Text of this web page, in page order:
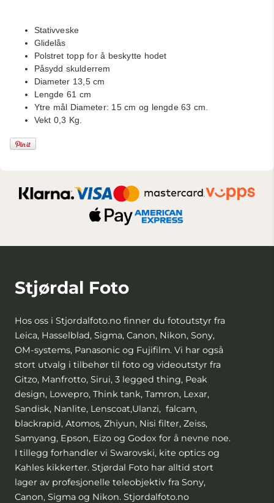
Stativveske
Glidelås
Polstret topp for å beskytte hodet
Påsydd skulderrem
Diameter 13,5 cm
Lengde 61 cm
Ytre mål Diameter: 15 cm og lengde 63 cm.
Vekt 0,3 Kg.
Stjørdal Foto
Hos oss i Stjordalfoto.no finner du fotoutstyr fra
Leica, Hasselblad, Sigma, Canon, Nikon, Sony,
OM-systems, Panasonic og Fujifilm. Vi har også
stort utvalg i tilbehør til foto og videoutstyr fra
Gitzo, Manfrotto, Sirui, 3 legged thing, Peak
design, Lowepro, Think tank, Tamron, Lexar,
Sandisk, Nanlite, Lenscoat,Ulanzi, falcam,
blackrapid, Atomos, Zhiyun, Nisi filter, Zeiss,
Samyang, Epson, Eizo og Godox for å nevne noe.
I tillegg forhandler vi Swarovski, kite optics og
Kahles kikkerter. Stjørdal Foto har alltid stort
lager av profesjonelle teleobjektiv fra Sony,
Canon, Sigma og Nikon. Stjordalfoto.no